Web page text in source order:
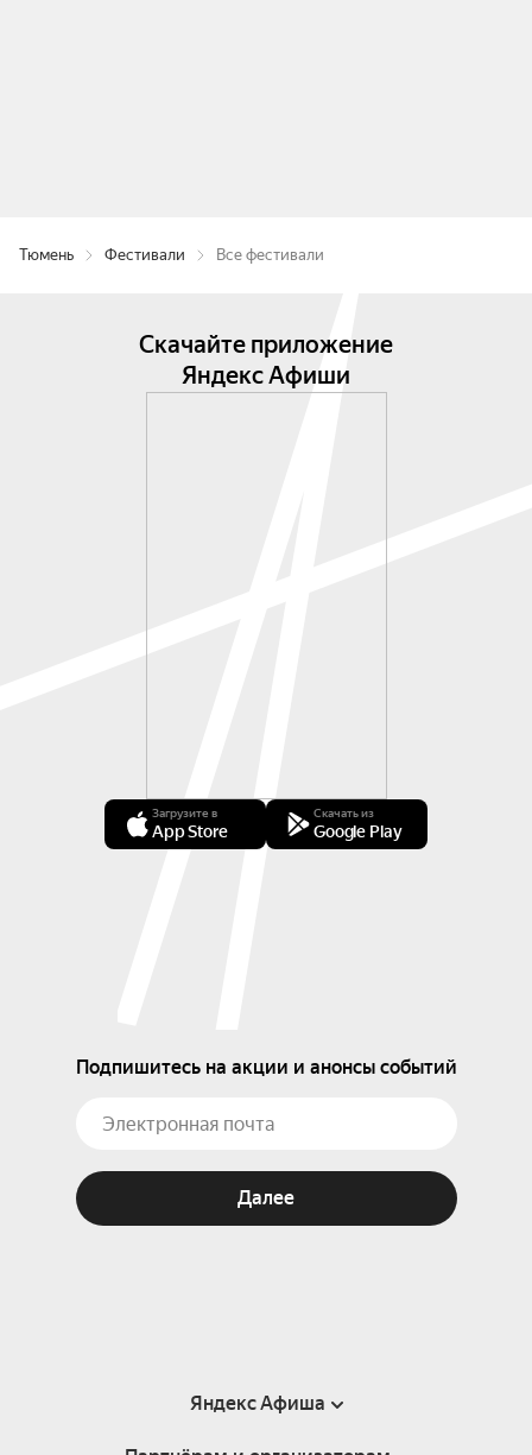
Тюмень Фестивали Все фестивали
Скачайте приложение
Яндекс Афиши
Загрузите в
App Store
Скачать из
Google Play
Подпишитесь на акции и анонсы событий
Далее
Яндекс Афиша